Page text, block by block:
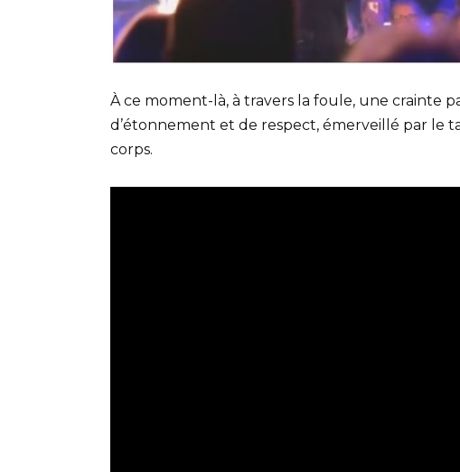
À ce moment-là, à travers la foule, une crainte
d’étonnement et de respect, émerveillé par le
corps.